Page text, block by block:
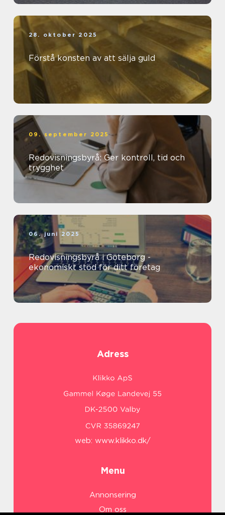
28. oktober 2025
Förstå konsten av att sälja guld
09. september 2025
Redovisningsbyrå: Ger kontroll, tid och
trygghet
06. juni 2025
Redovisningsbyrå i Göteborg -
ekonomiskt stöd för ditt företag
Adress
web: www.klikko.dk/
Menu
Annonsering
Om oss